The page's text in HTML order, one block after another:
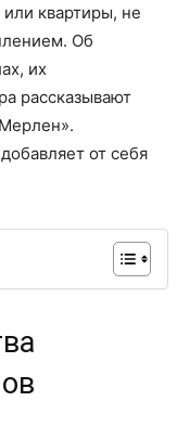
квартиры, не
Об
их
рассказывают
от себя